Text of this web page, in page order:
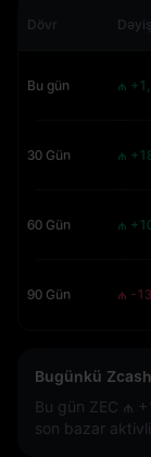
Dövr
Bu gün ₼
30 Gün ₼
60 Gün ₼
90 Gün ₼ -
Bugünkü
Bu gün ZEC ₼
son bazar